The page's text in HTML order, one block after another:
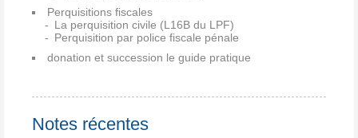
Perquisitions fiscales
La perquisition civile (L16B du LPF)
Perquisition par police fiscale pénale
donation et succession le guide pratique
Notes récentes